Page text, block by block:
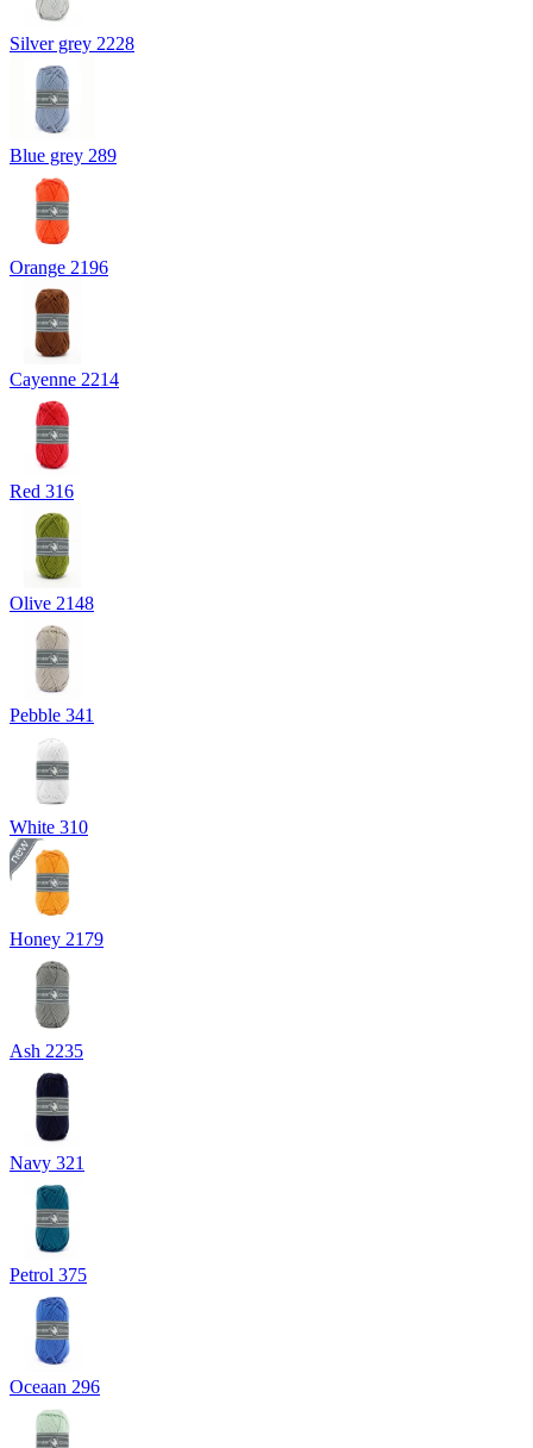
Silver grey 2228
Blue grey 289
Orange 2196
Cayenne 2214
Red 316
Olive 2148
Pebble 341
White 310
Honey 2179
Ash 2235
Navy 321
Petrol 375
Oceaan 296